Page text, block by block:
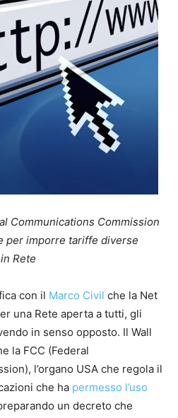
Communications Commission
per imporre tariffe diverse
Rete
con il Marco Civil che la Net
una Rete aperta a tutti, gli
in senso opposto. Il Wall
la FCC (Federal
l’organo USA che regola il
che ha permesso l’uso
un decreto che